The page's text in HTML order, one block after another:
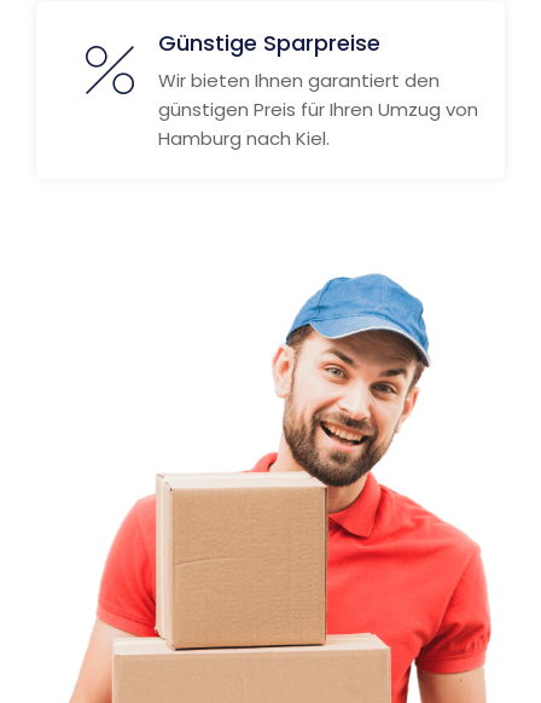
Günstige Sparpreise
Wir bieten Ihnen garantiert den
günstigen Preis für Ihren Umzug von
Hamburg nach Kiel.